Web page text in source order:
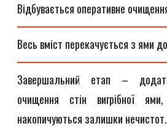
Відбувається оперативне
Весь вміст перекачується з ями
Завершальний етап –
очищення стін вигрібної
накопичуються залишки нечистот.